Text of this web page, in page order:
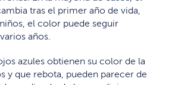
tras el primer año de vida,
el color puede seguir
años.
azules obtienen su color de la
y que rebota, pueden parecer de